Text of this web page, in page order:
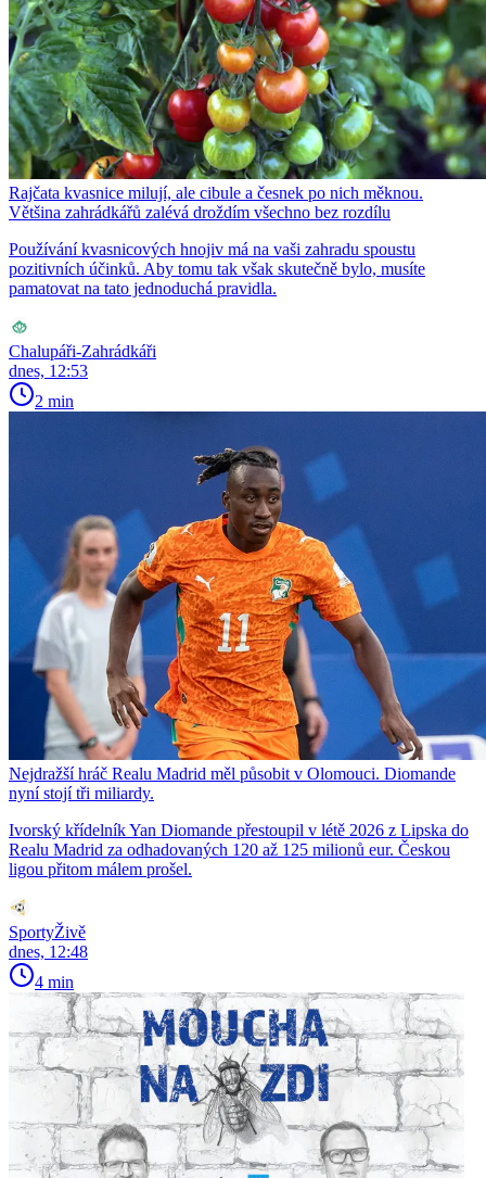
Rajčata kvasnice milují, ale cibule a česnek po nich měknou.
Většina zahrádkářů zalévá droždím všechno bez rozdílu
Používání kvasnicových hnojiv má na vaši zahradu spoustu
pozitivních účinků. Aby tomu tak však skutečně bylo, musíte
pamatovat na tato jednoduchá pravidla.
Chalupáři-Zahrádkáři
dnes, 12:53
2 min
Nejdražší hráč Realu Madrid měl působit v Olomouci. Diomande
nyní stojí tři miliardy.
Ivorský křídelník Yan Diomande přestoupil v létě 2026 z Lipska do
Realu Madrid za odhadovaných 120 až 125 milionů eur. Českou
ligou přitom málem prošel.
SportyŽivě
dnes, 12:48
4 min